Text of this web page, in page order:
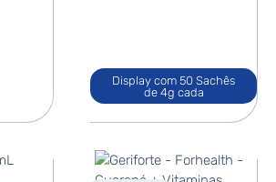
Display com 50 Sachês
de 4g cada
Destaque